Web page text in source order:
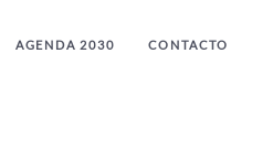
AGENDA 2030 CONTACTO